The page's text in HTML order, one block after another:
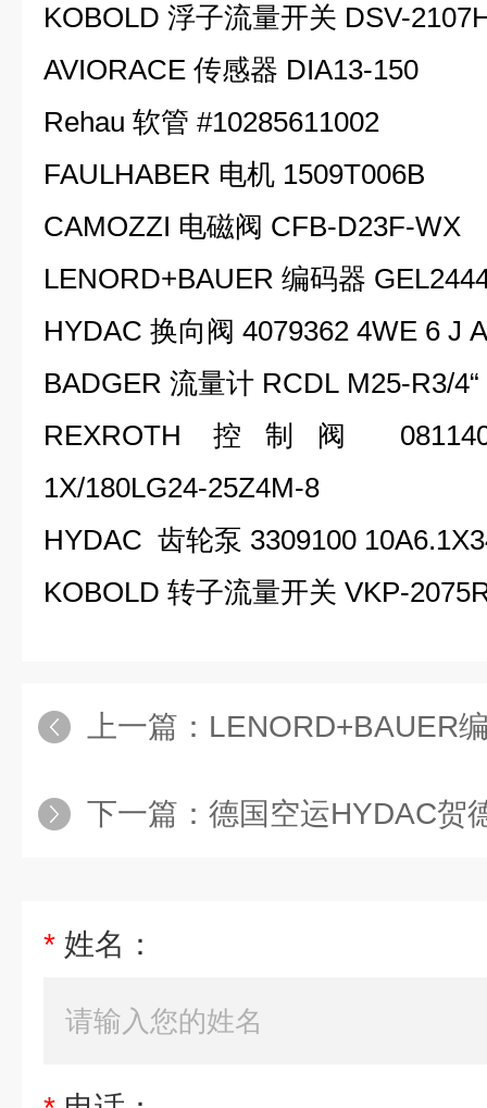
KOBOLD 浮子流量开关 DSV-
AVIORACE 传感器 DIA13-150
Rehau 软管 #10285611002
FAULHABER 电机 1509T006B
CAMOZZI 电磁阀 CFB-D23F-WX
LENORD+BAUER 编码器
HYDAC 换向阀 4079362 4WE 6 J
BADGER 流量计 RCDL M25-R3/
REXROTH 控制阀
1X/180LG24-25Z4M-8
HYDAC 齿轮泵 3309100
KOBOLD 转子流量开关 VKP-
上一篇： LENORD+BAUER编码器
下一篇： 德国空运HYDAC贺
* 姓名：